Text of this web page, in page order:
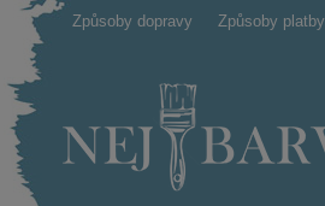
Způsoby dopravy Způsoby platby